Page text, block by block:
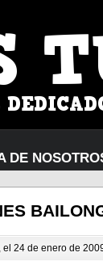
DE
, el 24 de enero de